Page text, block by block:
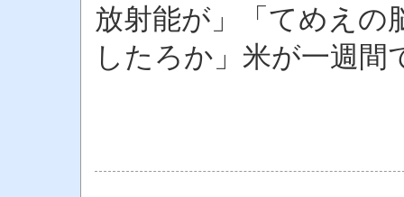
放射能が」「てめえの
したろか」米が一週